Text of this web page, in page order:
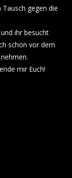
gegen die
ihr besucht
schon vor dem
mir Euch!